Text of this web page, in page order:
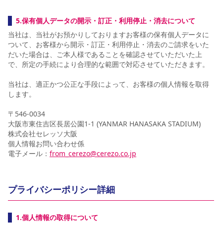
5.保有個人データの開示・訂正・利用停止・消去について
当社は、当社がお預かりしておりますお客様の保有個人データに
ついて、お客様から開示・訂正・利用停止・消去のご請求をいた
だいた場合は、ご本人様であることを確認させていただいた上
で、所定の手続により合理的な範囲で対応させていただきます。
当社は、適正かつ公正な手段によって、お客様の個人情報を取得
します。
〒546-0034
大阪市東住吉区長居公園1-1 (YANMAR HANASAKA STADIUM)
株式会社セレッソ大阪
個人情報お問い合わせ係
電子メール： from_cerezo@cerezo.co.jp
プライバシーポリシー詳細
1.個人情報の取得について